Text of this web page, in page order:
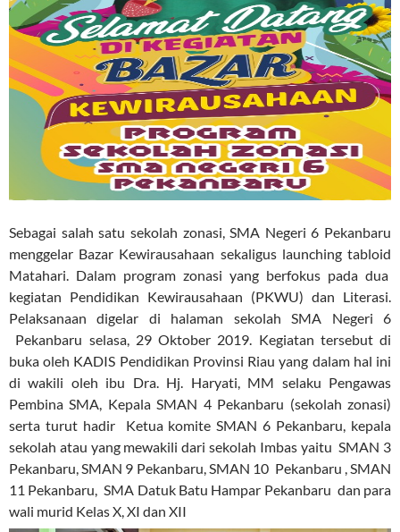
Sebagai salah satu sekolah zonasi, SMA Negeri 6 Pekanbaru
menggelar Bazar Kewirausahaan sekaligus launching tabloid
Matahari. Dalam program zonasi yang berfokus pada dua
kegiatan Pendidikan Kewirausahaan (PKWU) dan Literasi.
Pelaksanaan digelar di halaman sekolah SMA Negeri 6
Pekanbaru selasa, 29 Oktober 2019. Kegiatan tersebut di
buka oleh KADIS Pendidikan Provinsi Riau yang dalam hal ini
di wakili oleh ibu Dra. Hj. Haryati, MM selaku Pengawas
Pembina SMA, Kepala SMAN 4 Pekanbaru (sekolah zonasi)
serta turut hadir Ketua komite SMAN 6 Pekanbaru, kepala
sekolah atau yang mewakili dari sekolah Imbas yaitu SMAN 3
Pekanbaru, SMAN 9 Pekanbaru, SMAN 10 Pekanbaru , SMAN
11 Pekanbaru, SMA Datuk Batu Hampar Pekanbaru dan para
wali murid Kelas X, XI dan XII